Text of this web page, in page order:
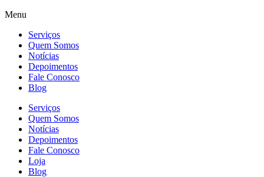
Menu
Serviços
Quem Somos
Notícias
Depoimentos
Fale Conosco
Blog
Serviços
Quem Somos
Notícias
Depoimentos
Fale Conosco
Loja
Blog